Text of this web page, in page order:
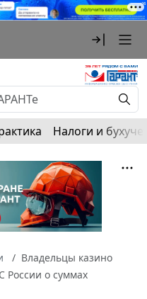
Налоги и
Владельцы казино
о суммах